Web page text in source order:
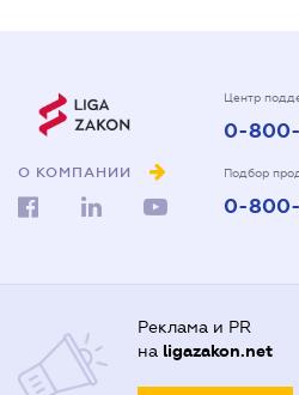
О КОМПАНИИ
Центр
0-800-
Подбор
0-800-
Реклама и PR
на ligazakon.net